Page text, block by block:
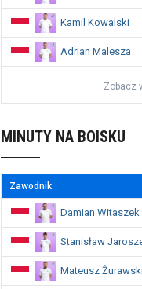
Kamil Kowalski
Adrian Malesza
Zobacz
MINUTY NA BOISKU
Zawodnik
Damian Witaszek
Stanisław
Mateusz